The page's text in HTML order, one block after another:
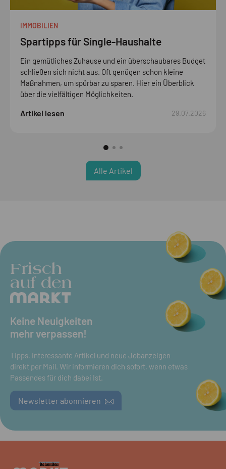
IMMOBILIEN
Spartipps für Single-Haushalte
Ein gemütliches Zuhause und ein überschaubares Budget
schließen sich nicht aus. Oft genügen schon kleine
Maßnahmen, um spürbar zu sparen. Hier ein Überblick
über die vielfältigen Möglichkeiten.
Artikel lesen 29.07.2026
Alle Artikel
Frisch
auf den
Keine Neuigkeiten
mehr verpassen!
Tipps, interessante Artikel und neue Jobanzeigen
direkt per Mail. Wir informieren dich sofort, wenn etwas
Passendes für dich dabei Ist.
Newsletter abonnieren